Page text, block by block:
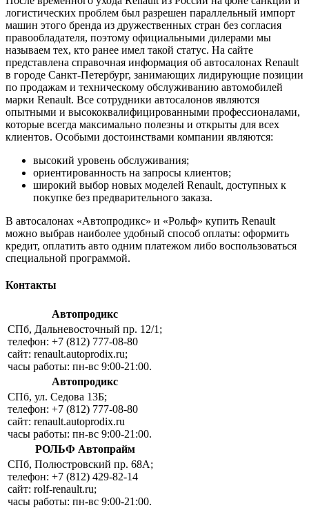
логистических проблем был разрешен параллельный импорт
машин этого бренда из дружественных стран без согласия
правообладателя, поэтому официальными дилерами мы
называем тех, кто ранее имел такой статус. На сайте
представлена справочная информация об автосалонах Renault
в городе Санкт-Петербург, занимающих лидирующие позиции
по продажам и техническому обслуживанию автомобилей
марки Renault. Все сотрудники автосалонов являются
опытными и высококвалифицированными профессионалами,
которые всегда максимально полезны и открыты для всех
клиентов. Особыми достоинствами компании являются:
высокий уровень обслуживания;
ориентированность на запросы клиентов;
широкий выбор новых моделей Renault, доступных к
покупке без предварительного заказа.
В автосалонах «Автопродикс» и «Рольф» купить Renault
можно выбрав наиболее удобный способ оплаты: оформить
кредит, оплатить авто одним платежом либо воспользоваться
специальной программой.
Контакты
Автопродикс
СПб, Дальневосточный пр. 12/1;
телефон: +7 (812) 777-08-80
сайт: renault.autoprodix.ru;
часы работы: пн-вс 9:00-21:00.
Автопродикс
СПб, ул. Седова 13Б;
телефон: +7 (812) 777-08-80
сайт: renault.autoprodix.ru
часы работы: пн-вс 9:00-21:00.
РОЛЬФ Автопрайм
СПб, Полюстровский пр. 68А;
телефон: +7 (812) 429-82-14
сайт: rolf-renault.ru;
часы работы: пн-вс 9:00-21:00.